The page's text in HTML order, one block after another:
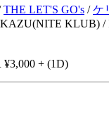
THE LET'S GO's /ケ
KLUB) /
+ (1D)